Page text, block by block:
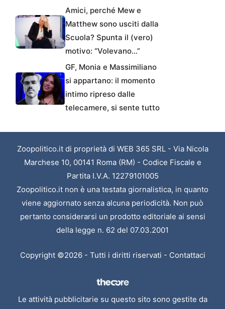
Amici, perché Mew e
Matthew sono usciti dalla
Scuola? Spunta il (vero)
motivo: “Volevano…”
GF, Monia e Massimiliano
si appartano: il momento
intimo ripreso dalle
telecamere, si sente tutto
Zoopolitico.it di proprietà di WEB 365 SRL - Via Nicola
Marchese 10, 00141 Roma (RM) - Codice Fiscale e
Partita I.V.A. 12279101005
Zoopolitico.it non è una testata giornalistica, in quanto
viene aggiornato senza alcuna periodicità. Non può
pertanto considerarsi un prodotto editoriale ai sensi
della legge n. 62 del 07.03.2001
Copyright ©2026 - Tutti i diritti riservati - Contattaci
Le attività pubblicitarie su questo sito sono gestite da